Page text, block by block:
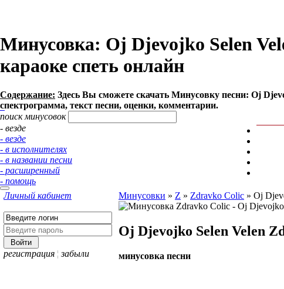
Минусовка: Oj Djevojko Selen
караоке спеть онлайн
Содержание: Здесь Вы сможете cкачать Минусовку песни: Oj
спектрограмма, текст песни, оценки, комментарии.
поиск минусовок
- везде
- везде
- в исполнителях
- в названии песни
- расширенный
- помощь
Личный кабинет
регистрация ¦ забыли
Минусовки » Z » Zdravko Colic » Oj
Oj Djevojko Selen Velen
минусовка песни